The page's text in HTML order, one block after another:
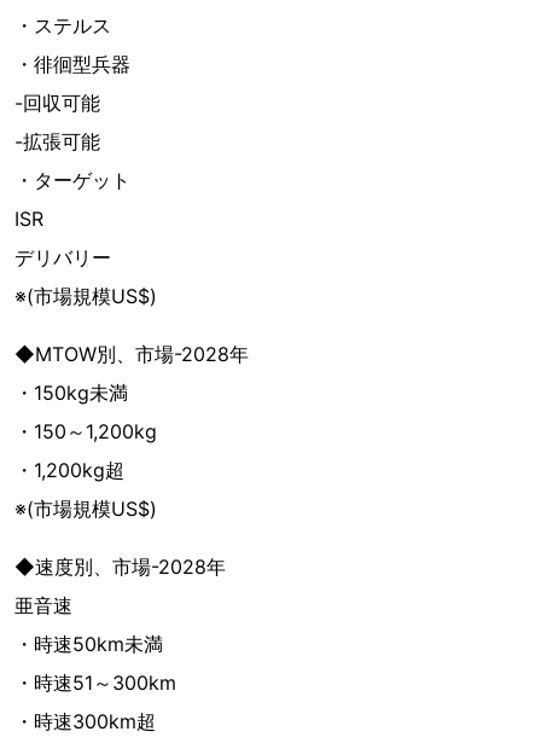
・ステルス
・徘徊型兵器
-回収可能
-拡張可能
・ターゲット
ISR
デリバリー
※(市場規模US$)
◆MTOW別、市場-2028年
・150kg未満
・150～1,200kg
・1,200kg超
※(市場規模US$)
◆速度別、市場-2028年
亜音速
・時速50km未満
・時速51～300km
・時速300km超